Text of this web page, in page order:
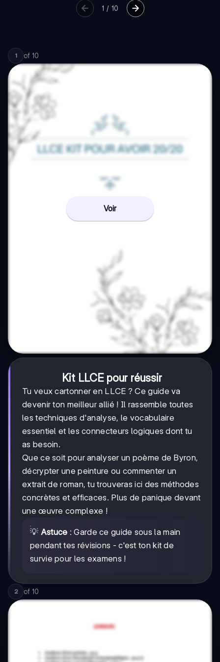
1 / 10
1 of 10
Voir
Kit LLCE pour réussir
Tu veux cartonner en LLCE ? Ce guide va
devenir ton meilleur allié ! Il rassemble toutes
les techniques d'analyse, le vocabulaire
essentiel et les connecteurs logiques dont tu
as besoin.
Que ce soit pour analyser un poème de Byron,
décrypter une peinture ou commenter un
extrait de roman, tu trouveras ici des méthodes
concrètes et efficaces. Plus de panique devant
une œuvre complexe !
💡 Astuce : Garde ce guide sous la main
pendant tes révisions - c'est ton kit de
survie pour les examens !
2 of 10